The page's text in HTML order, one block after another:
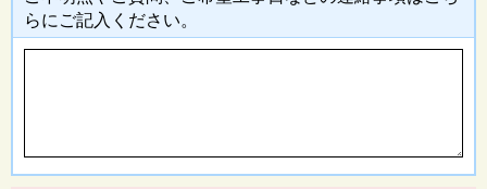
らにご記入 ください。